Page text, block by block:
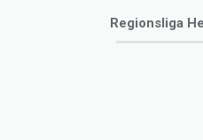
Regionsliga